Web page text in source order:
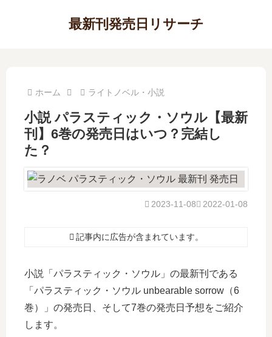
最新刊発売日リサーチ
ホーム ライトノベル・小説
小説 パラスティック・ソウル【最新
刊】6巻の発売日はいつ？完結し
た？
2022-01-08
2023-11-08
記事内に広告が含まれています。
小説「パラスティック・ソウル」の最新刊である
「パラスティック・ソウル unbearable sorrow（6
巻）」の発売日、そして7巻の発売日予想をご紹介
します。